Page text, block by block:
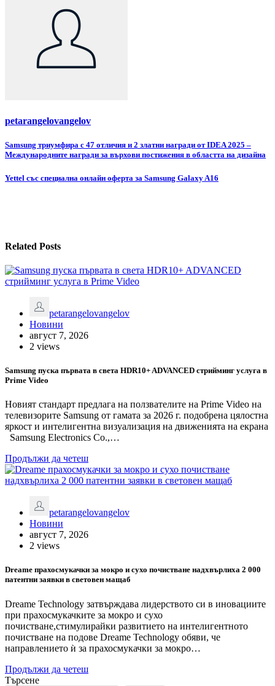
petarangelovangelov
Навигация
Samsung триумфира с 47 отличия и 2 златни награди от IDEA 2025 –
Международните награди за върхови постижения в областта на дизайна
Yettel със специална онлайн оферта за Samsung Galaxy A16
Related Posts
petarangelovangelov
Новини
август 7, 2026
2 views
Samsung пуска първата в света HDR10+ ADVANCED стрийминг услуга в
Prime Video
Новият стандарт предлага на ползвателите на Prime Video на
телевизорите Samsung от гамата за 2026 г. подобрена цялостна
яркост и интелигентна визуализация на движенията на екрана
Samsung Electronics Co.,…
Продължи да четеш
petarangelovangelov
Новини
август 7, 2026
2 views
Dreame прахосмукачки за мокро и сухо почистване надхвърлиха 2 000
патентни заявки в световен мащаб
Dreame Technology затвърждава лидерството си в иновациите
при прахосмукачките за мокро и сухо
почистване,стимулирайки развитието на интелигентното
почистване на подове Dreame Technology обяви, че
направлението ѝ за прахосмукачки за мокро…
Продължи да четеш
Търсене